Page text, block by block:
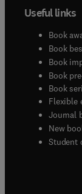
Useful links
Book
Book
Book
Book
Book
Flexible
Journal
New
Student